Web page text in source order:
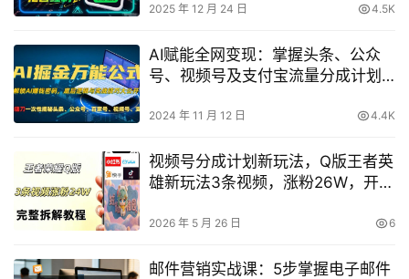
2025 年 12 月 24 日 4.5K
AI赋能全网变现：掌握头条、公众
号、视频号及支付宝流量分成计划
解析】
2024 年 11 月 12 日 4.4K
视频号分成计划新玩法，Q版王者英
雄新玩法3条视频，涨粉26W，开启
2026 年 5 月 26 日 6
邮件营销实战课：5步掌握电子邮件